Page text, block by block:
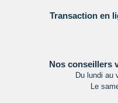
Transaction en
Nos conseillers
Du lundi au
Le